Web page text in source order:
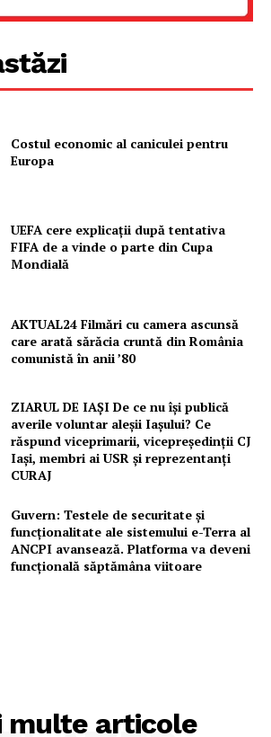
Costul economic al caniculei pentru
Europa
UEFA cere explicații după tentativa
FIFA de a vinde o parte din Cupa
Mondială
AKTUAL24 Filmări cu camera ascunsă
care arată sărăcia cruntă din România
comunistă în anii ’80
ZIARUL DE IAȘI De ce nu își publică
averile voluntar aleșii Iașului? Ce
răspund viceprimarii, vicepreședinții CJ
Iași, membri ai USR și reprezentanți
CURAJ
Guvern: Testele de securitate și
funcționalitate ale sistemului e-Terra al
ANCPI avansează. Platforma va deveni
funcțională săptămâna viitoare
multe articole